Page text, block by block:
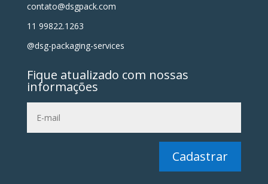
contato@dsgpack.com
11 99822.1263
@dsg-packaging-services
Fique atualizado com nossas
informações
Cadastrar